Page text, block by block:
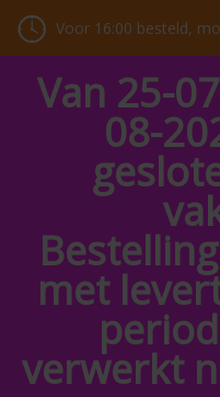
Voor 16:00 besteld,
Van 25-
08-
met
verwerkt